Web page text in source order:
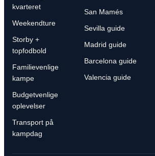
kvarteret
Weekendture
Storby +
topfodbold
Familievenlige
kampe
Budgetvenlige
oplevelser
Transport på
kampdag
San Mamés
Sevilla guide
Madrid guide
Barcelona guide
Valencia guide